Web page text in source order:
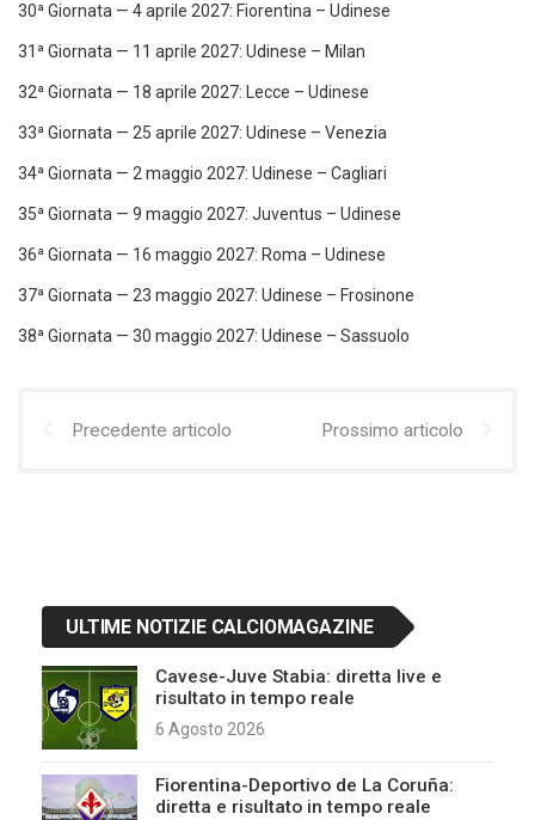
30ª Giornata — 4 aprile 2027: Fiorentina – Udinese
31ª Giornata — 11 aprile 2027: Udinese – Milan
32ª Giornata — 18 aprile 2027: Lecce – Udinese
33ª Giornata — 25 aprile 2027: Udinese – Venezia
34ª Giornata — 2 maggio 2027: Udinese – Cagliari
35ª Giornata — 9 maggio 2027: Juventus – Udinese
36ª Giornata — 16 maggio 2027: Roma – Udinese
37ª Giornata — 23 maggio 2027: Udinese – Frosinone
38ª Giornata — 30 maggio 2027: Udinese – Sassuolo
Precedente articolo Prossimo articolo
ULTIME NOTIZIE CALCIOMAGAZINE
Cavese-Juve Stabia: diretta live e
risultato in tempo reale
6 Agosto 2026
Fiorentina-Deportivo de La Coruña:
diretta e risultato in tempo reale